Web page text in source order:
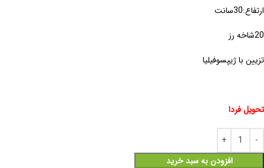
ارتفاع:30سانت
20شاخه رز
تزیین با ژیپسوفیلیا
تحویل فردا
افزودن به سبد خرید